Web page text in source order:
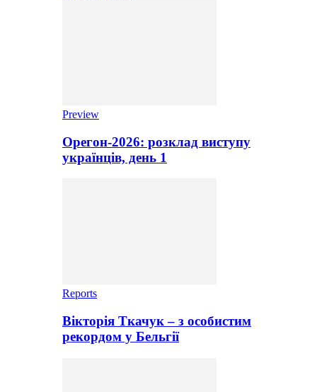
Preview
Орегон-2026: розклад виступу
українців, день 1
Reports
Вікторія Ткачук – з особистим
рекордом у Бельгії